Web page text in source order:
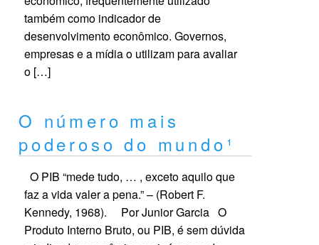
também como indicador de
desenvolvimento econômico. Governos,
empresas e a mídia o utilizam para avaliar
o […]
O número mais
poderoso do mundo¹
O PIB “mede tudo, … , exceto aquilo que
faz a vida valer a pena.” – (Robert F.
Kennedy, 1968). Por Junior Garcia O
Produto Interno Bruto, ou PIB, é sem dúvida